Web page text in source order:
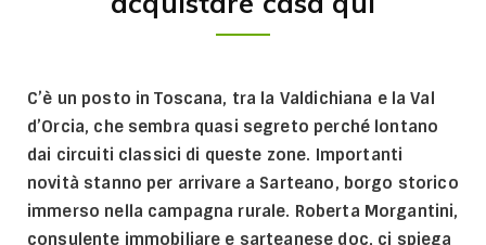
C’è un posto in Toscana, tra la Valdichiana e la Val
d’Orcia, che sembra quasi segreto perché lontano
dai circuiti classici di queste zone. Importanti
novità stanno per arrivare a Sarteano, borgo storico
immerso nella campagna rurale. Roberta Morgantini,
consulente immobiliare e sarteanese doc, ci spiega